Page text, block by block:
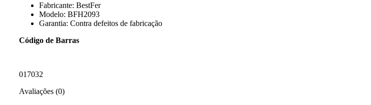
Fabricante: BestFer
Modelo: BFH2093
Garantia: Contra defeitos de fabricação
Código de Barras
017032
Avaliações (0)